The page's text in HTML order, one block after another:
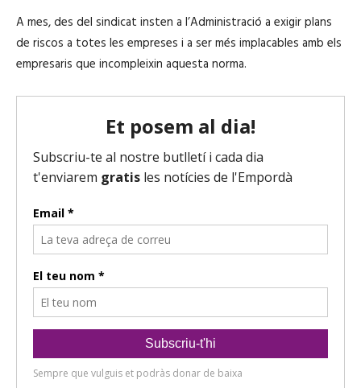
c
t
o
r
A mes, des del sindicat insten a l’Administració a exigir plans
de riscos a totes les empreses i a ser més implacables amb els
empresaris que incompleixin aquesta norma.